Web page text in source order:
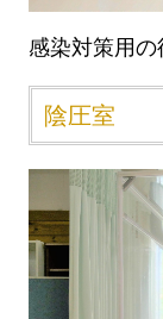
感染対策用の
陰圧室